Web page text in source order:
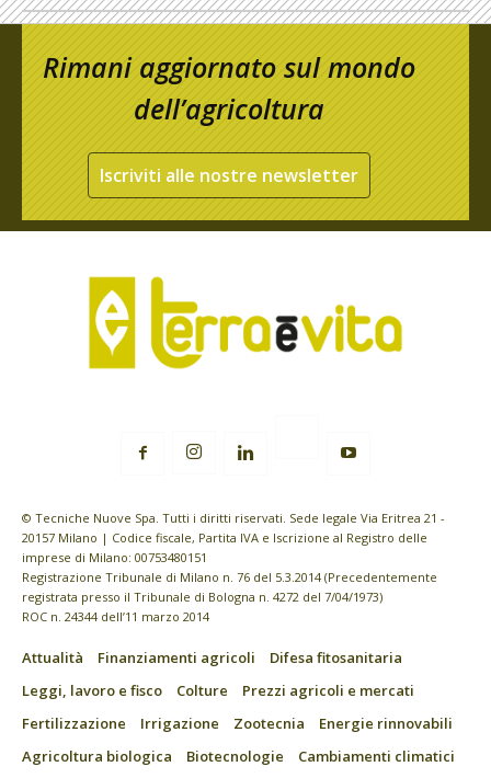
Rimani aggiornato sul mondo
dell’agricoltura
Iscriviti alle nostre newsletter
© Tecniche Nuove Spa. Tutti i diritti riservati. Sede legale Via Eritrea 21 -
20157 Milano | Codice fiscale, Partita IVA e Iscrizione al Registro delle
imprese di Milano: 00753480151
Registrazione Tribunale di Milano n. 76 del 5.3.2014 (Precedentemente
registrata presso il Tribunale di Bologna n. 4272 del 7/04/1973)
ROC n. 24344 dell’11 marzo 2014
Attualità Finanziamenti agricoli
Difesa fitosanitaria
Leggi, lavoro e fisco
Colture
Prezzi agricoli e mercati
Fertilizzazione
Irrigazione Zootecnia
Energie rinnovabili
Agricoltura biologica
Biotecnologie
Cambiamenti climatici